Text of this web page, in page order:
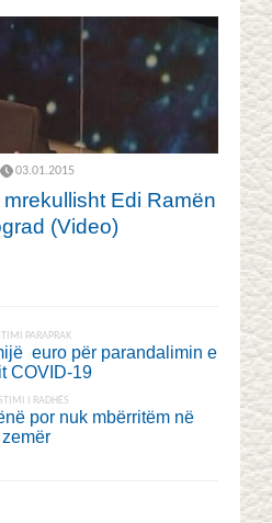
03.01.2015
Edi Ramën
(Video)
PARAPRAK
euro për parandalimin e
COVID-19
I RADHËS
por nuk mbërritëm në
zemër